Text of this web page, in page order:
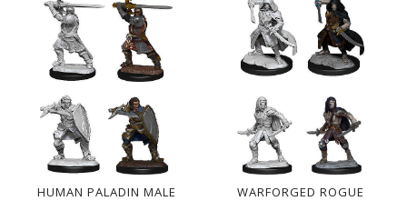
HUMAN PALADIN MALE WARFORGED ROGUE